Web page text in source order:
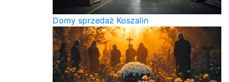
Domy sprzedaż Koszalin